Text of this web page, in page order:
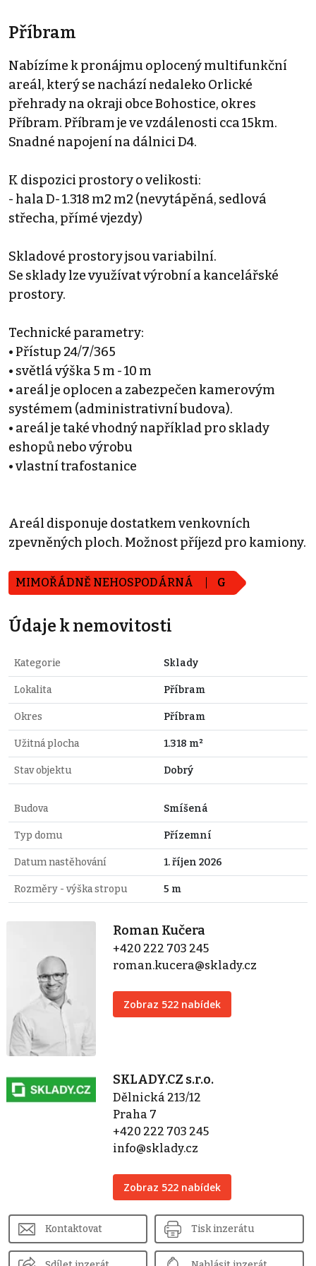
Příbram
Nabízíme k pronájmu oplocený multifunkční
areál, který se nachází nedaleko Orlické
přehrady na okraji obce Bohostice, okres
Příbram. Příbram je ve vzdálenosti cca 15km.
Snadné napojení na dálnici D4.
K dispozici prostory o velikosti:
- hala D- 1.318 m2 m2 (nevytápěná, sedlová
střecha, přímé vjezdy)
Skladové prostory jsou variabilní.
Se sklady lze využívat výrobní a kancelářské
prostory.
Technické parametry:
• Přístup 24/7/365
• světlá výška 5 m - 10 m
• areál je oplocen a zabezpečen kamerovým
systémem (administrativní budova).
• areál je také vhodný například pro sklady
eshopů nebo výrobu
• vlastní trafostanice
Areál disponuje dostatkem venkovních
zpevněných ploch. Možnost příjezd pro kamiony.
MIMOŘÁDNĚ NEHOSPODÁRNÁ G
Údaje k nemovitosti
Kategorie Sklady
Lokalita Příbram
Okres Příbram
Užitná plocha 1.318 m²
Stav objektu Dobrý
Budova Smíšená
Typ domu Přízemní
Datum nastěhování 1. říjen 2026
Rozměry - výška stropu 5 m
Roman Kučera
+420 222 703 245
roman.kucera@sklady.cz
Zobraz 522 nabídek
SKLADY.CZ s.r.o.
Dělnická 213/12
Praha 7
+420 222 703 245
info@sklady.cz
Zobraz 522 nabídek
Kontaktovat Tisk inzerátu